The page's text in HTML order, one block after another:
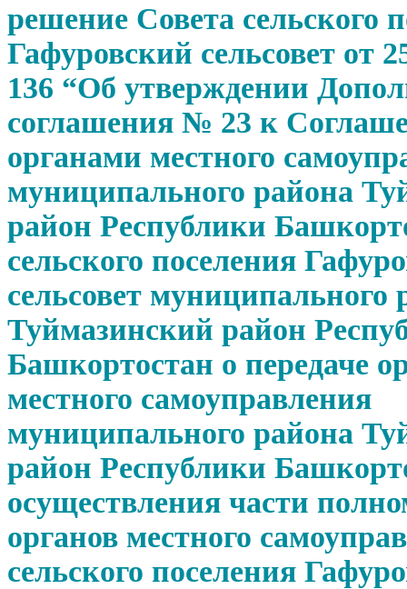
решение Совета сельского
Гафуровский сельсовет от
136 “Об утверждении
соглашения № 23 к
органами местного
муниципального района
район Республики
сельского поселения
сельсовет муниципального
Туймазинский район
Башкортостан о передаче
местного самоуправления
муниципального района
район Республики
осуществления части
органов местного
сельского поселения